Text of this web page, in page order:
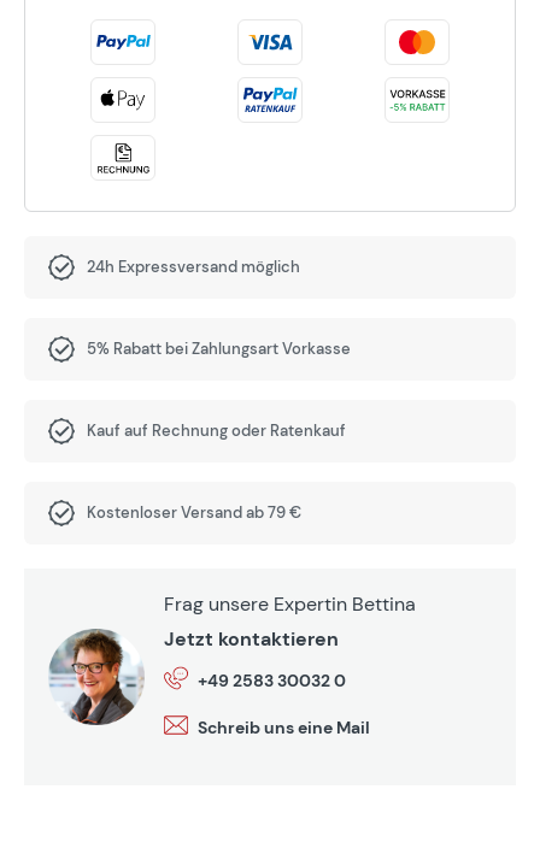
24h Expressversand möglich
5% Rabatt bei Zahlungsart Vorkasse
Kauf auf Rechnung oder Ratenkauf
Kostenloser Versand ab 79 €
Frag unsere Expertin Bettina
Jetzt kontaktieren
+49 2583 30032 0
Schreib uns eine Mail